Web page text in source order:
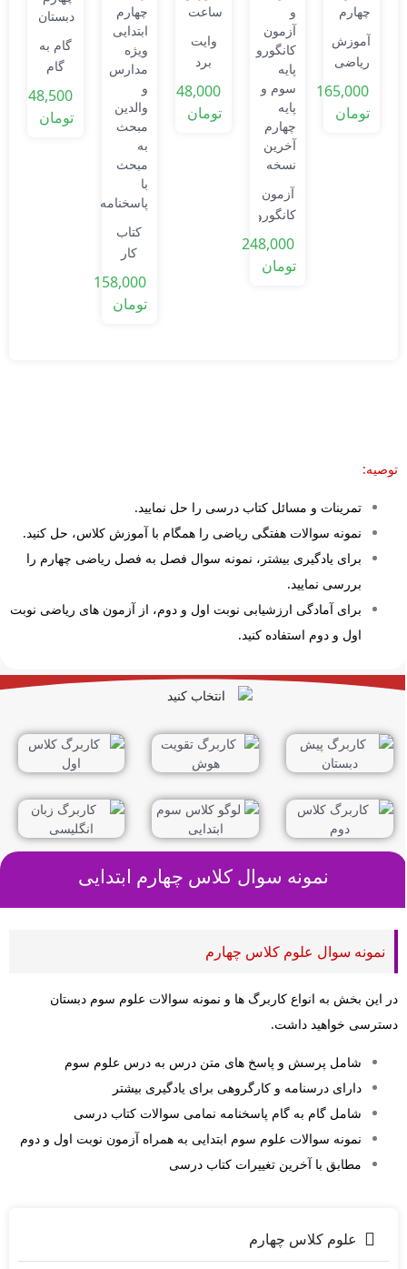
آموزش
ریاضی
کلاس
چهارم
165,000
تومان
آزمون
کانگورو
پایه
سوم و
پایه
248,000
تومان
وایت
برد
آموزش
ساعت
48,000
تومان
کتاب
کار
ریاضی
چهارم
158,000
تومان
گام به
گام
ریاضی
چهارم
دبستان
48,500
تومان
توصیه:
تمرینات و مسائل کتاب درسی را حل نمایید.
نمونه سوالات هفتگی ریاضی را همگام با آموزش کلاس، حل کنید.
برای یادگیری بیشتر، نمونه سوال فصل به فصل ریاضی چهارم را
بررسی نمایید.
برای آمادگی ارزشیابی نوبت اول و دوم، از آزمون های ریاضی نوبت
اول و دوم استفاده کنید.
نمونه سوال کلاس چهارمابتدایی
نمونه سوال علوم کلاس چهارم
در این بخش به انواع کاربرگ ها و نمونه سوالات علوم سوم دبستان
دسترسی خواهید داشت.
شامل پرسش و پاسخ های متن درس به درس علوم سوم
دارای درسنامه و کارگروهی برای یادگیری بیشتر
شامل گام به گام پاسخنامه نمامی سوالات کتاب درسی
نمونه سوالات علوم سوم ابتدایی به همراه آزمون نوبت اول و دوم
مطابق با آخرین تغییرات کتاب درسی
علوم کلاس چهارم